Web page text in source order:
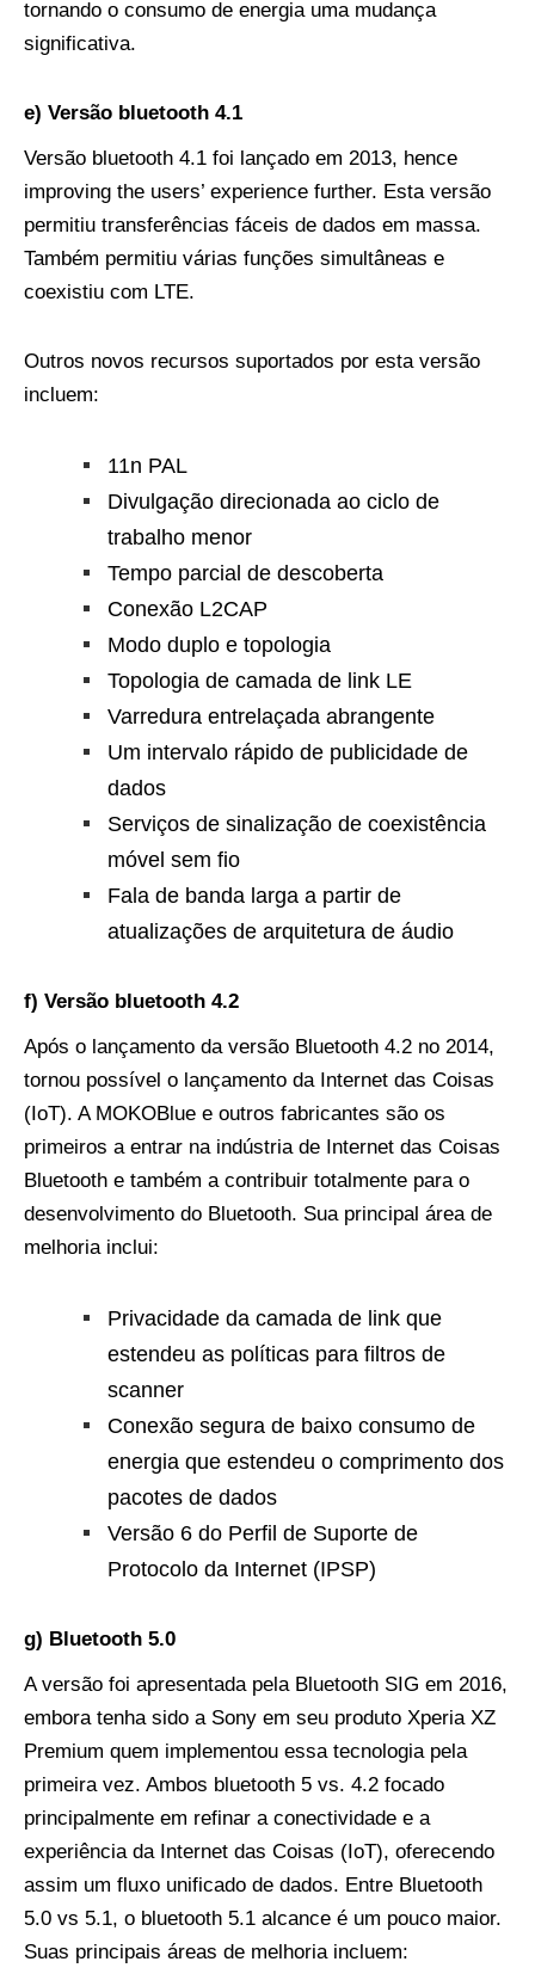
tornando o consumo de energia uma mudança
significativa.
e) Versão bluetooth 4.1
Versão bluetooth 4.1 foi lançado em 2013, hence
improving the users’ experience further. Esta versão
permitiu transferências fáceis de dados em massa.
Também permitiu várias funções simultâneas e
coexistiu com LTE.
Outros novos recursos suportados por esta versão
incluem:
11n PAL
Divulgação direcionada ao ciclo de
trabalho menor
Tempo parcial de descoberta
Conexão L2CAP
Modo duplo e topologia
Topologia de camada de link LE
Varredura entrelaçada abrangente
Um intervalo rápido de publicidade de
dados
Serviços de sinalização de coexistência
móvel sem fio
Fala de banda larga a partir de
atualizações de arquitetura de áudio
f) Versão bluetooth 4.2
Após o lançamento da versão Bluetooth 4.2 no 2014,
tornou possível o lançamento da Internet das Coisas
(IoT). A MOKOBlue e outros fabricantes são os
primeiros a entrar na indústria de Internet das Coisas
Bluetooth e também a contribuir totalmente para o
desenvolvimento do Bluetooth. Sua principal área de
melhoria inclui:
Privacidade da camada de link que
estendeu as políticas para filtros de
scanner
Conexão segura de baixo consumo de
energia que estendeu o comprimento dos
pacotes de dados
Versão 6 do Perfil de Suporte de
Protocolo da Internet (IPSP)
g) Bluetooth 5.0
A versão foi apresentada pela Bluetooth SIG em 2016,
embora tenha sido a Sony em seu produto Xperia XZ
Premium quem implementou essa tecnologia pela
primeira vez. Ambos bluetooth 5 vs. 4.2 focado
principalmente em refinar a conectividade e a
experiência da Internet das Coisas (IoT), oferecendo
assim um fluxo unificado de dados. Entre Bluetooth
5.0 vs 5.1, o bluetooth 5.1 alcance é um pouco maior.
Suas principais áreas de melhoria incluem: